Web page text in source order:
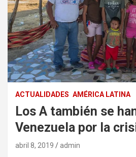
ACTUALIDADES AMÉRICA LATINA
Los A también se
Venezuela por la
abril 8, 2019 admin